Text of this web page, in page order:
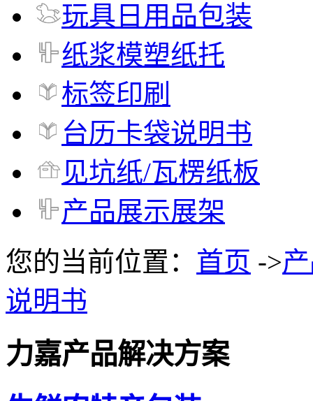
玩具日用品包装
纸浆模塑纸托
标签印刷
台历卡袋说明书
见坑纸/瓦楞纸板
产品展示展架
您的当前位置： 首页 ->
说明书
力嘉产品解决方案